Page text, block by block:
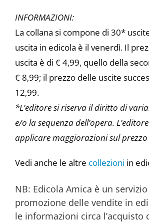
INFORMAZIONI:
La collana si compone di 30*
uscita in edicola è il venerdì. Il
uscita è di € 4,99, quello della
€ 8,99; il prezzo delle uscite
12,99.
*L’editore si riserva il diritto di
e/o la sequenza dell’opera.
applicare maggiorazioni sul
Vedi anche le altre collezioni in
NB: Edicola Amica è un
promozione delle vendite in
le informazioni circa l’acquisto